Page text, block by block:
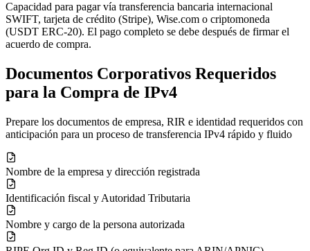
Capacidad para pagar vía transferencia bancaria internacional
SWIFT, tarjeta de crédito (Stripe), Wise.com o criptomoneda
(USDT ERC-20). El pago completo se debe después de firmar el
acuerdo de compra.
Documentos Corporativos Requeridos
para la Compra de IPv4
Prepare los documentos de empresa, RIR e identidad requeridos con
anticipación para un proceso de transferencia IPv4 rápido y fluido
Nombre de la empresa y dirección registrada
Identificación fiscal y Autoridad Tributaria
Nombre y cargo de la persona autorizada